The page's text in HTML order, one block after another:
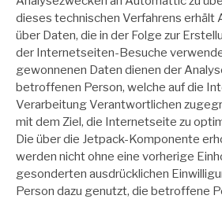
dieses technischen Verfahrens erhält
über Daten, die in der Folge zur
der Internetseiten-Besuche
gewonnenen Daten dienen der
betroffenen Person, welche auf die
Verarbeitung Verantwortlichen
mit dem Ziel, die Internetseite zu
Die über die Jetpack-Komponente
werden nicht ohne eine vorherige
gesonderten ausdrücklichen
Person dazu genutzt, die betroffene